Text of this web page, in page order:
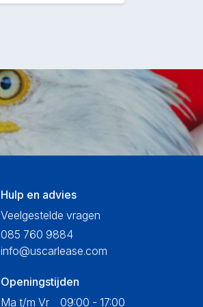
Hulp en advies
Veelgestelde vragen
085 760 9884
info@uscarlease.com
Openingstijden
Ma t/m Vr
09:00 - 17:00